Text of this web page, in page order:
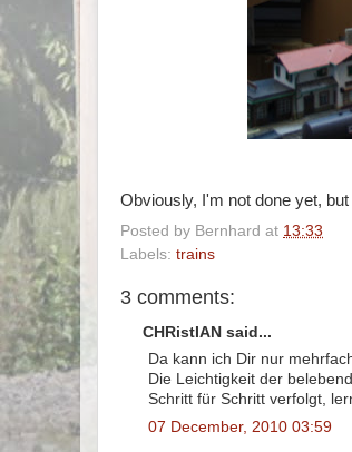
Obviously, I'm not done yet,
Posted by Bernhard at 13:33
Labels: trains
3 comments:
CHRistIAN said...
Da kann ich Dir nur
Die Leichtigkeit der
Schritt für Schritt verfolgt,
07 December, 2010 03:59